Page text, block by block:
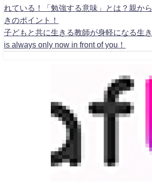
れている！「勉強する意味」とは？親か
きのポイント！
子どもと共に生きる教師が身軽になる生
is always only now in front of you！